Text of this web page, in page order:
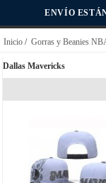
ENVÍO
Inicio / Gorras y Beanies
Dallas Mavericks